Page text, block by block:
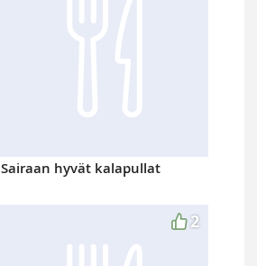
Sairaan hyvät kalapullat
2